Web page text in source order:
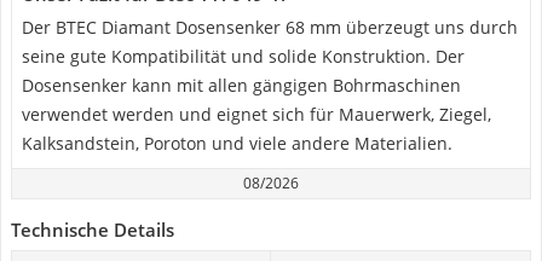
Der BTEC Diamant Dosensenker 68 mm überzeugt uns durch
seine gute Kompatibilität und solide Konstruktion. Der
Dosensenker kann mit allen gängigen Bohrmaschinen
verwendet werden und eignet sich für Mauerwerk, Ziegel,
Kalksandstein, Poroton und viele andere Materialien.
08/2026
Technische Details